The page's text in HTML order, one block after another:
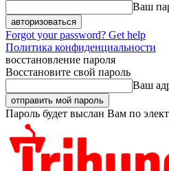
Ваш
Forgot your password? Get help
Политика конфиденциальности
восстановление пароля
Восстановите свой пароль
Ваш
Пароль будет выслан Вам по